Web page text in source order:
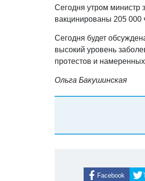
Сегодня утром министр
вакцинированы 205 000
Сегодня будет
высокий уровень
протестов и
Ольга Бакушинская
Facebook